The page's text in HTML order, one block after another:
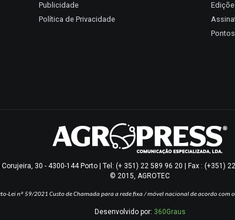
Publicidade
Política de Privacidade
Corujeira, 30 - 4300-144 Porto | Tel: (+ 351) 22 589 96 20 | Fax : (+351)
© 2015, AGROTEC
Lei nº 59/2021 Custo de Chamada para a rede fixa / móvel nacional de acordo com
Desenvolvido por: 360Graus